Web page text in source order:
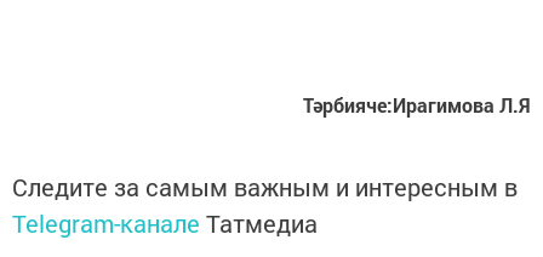
Тәрбияче:Ирагимова Л.Я
Следите за самым важным и интересным в
Telegram-канале Татмедиа